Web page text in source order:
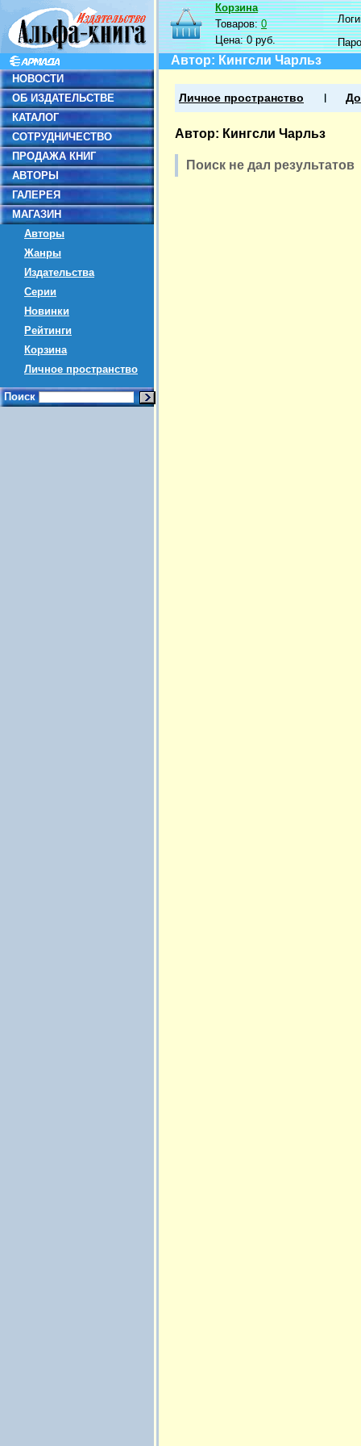
НОВОСТИ
ОБ ИЗДАТЕЛЬСТВЕ
КАТАЛОГ
СОТРУДНИЧЕСТВО
ПРОДАЖА КНИГ
АВТОРЫ
ГАЛЕРЕЯ
МАГАЗИН
Авторы
Жанры
Издательства
Серии
Новинки
Рейтинги
Корзина
Личное пространство
Поиск
Корзина
Товаров:0
Цена:0 руб.
Автор: Кингсли Чарльз
Личное пространство
Автор: Кингсли Чарльз
Поиск не дал результатов